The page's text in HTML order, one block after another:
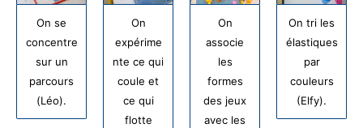
On se
concentre
sur un
parcours
(Léo).
On
expérime
nte ce qui
coule et
ce qui
flotte
On
associe
les
formes
des jeux
avec les
On tri les
élastiques
par
couleurs
(Elfy).